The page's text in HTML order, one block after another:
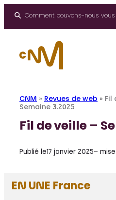
Comment pouvons-nous vous
CNM » Revues de web » Fil
Semaine 3.2025
Fil de veille –
Publié le17 janvier 2025–
EN UNE France